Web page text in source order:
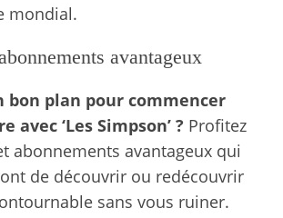
mondial.
avantageux
bon plan pour commencer
avec ‘Les Simpson’ ? Profitez
abonnements avantageux qui
de découvrir ou redécouvrir
sans vous ruiner.